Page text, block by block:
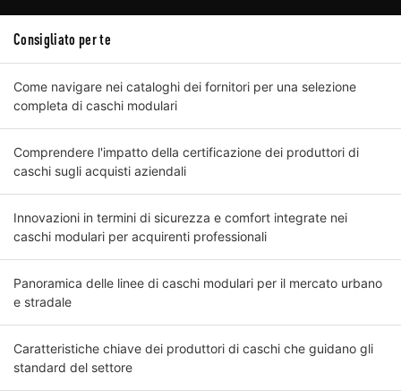
Consigliato per te
Come navigare nei cataloghi dei fornitori per una selezione
completa di caschi modulari
Comprendere l'impatto della certificazione dei produttori di
caschi sugli acquisti aziendali
Innovazioni in termini di sicurezza e comfort integrate nei
caschi modulari per acquirenti professionali
Panoramica delle linee di caschi modulari per il mercato urbano
e stradale
Caratteristiche chiave dei produttori di caschi che guidano gli
standard del settore